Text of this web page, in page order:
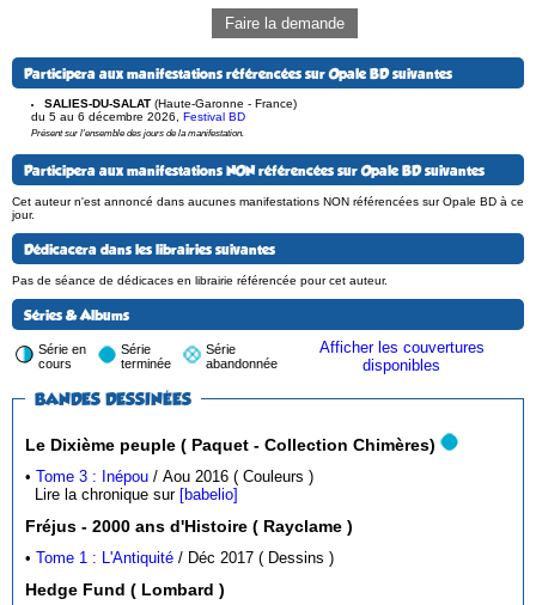
Faire la demande
Participera aux manifestations référencées sur Opale BD suivantes
SALIES-DU-SALAT (Haute-Garonne - France)
du 5 au 6 décembre 2026
Festival BD
Présent sur l'ensemble des jours de la manifestation.
Participera aux manifestations NON référencées sur Opale BD suivantes
Cet auteur n'est annoncé dans aucunes manifestations NON référencées sur Opale BD à ce
jour.
Dédicacera dans les librairies suivantes
Pas de séance de dédicaces en librairie référencée pour cet auteur.
Séries & Albums
Série en
cours
Série
terminée
Série
abandonnée
Afficher les couvertures
disponibles
BANDES DESSINÉES
Le Dixième peuple ( Paquet - Collection Chimères)
• Tome 3 : Inépou
/ Aou 2016 ( Couleurs )
Lire la chronique sur [babelio]
Fréjus - 2000 ans d'Histoire ( Rayclame )
•Tome 1 : L'Antiquité / Déc 2017 ( Dessins )
Hedge Fund ( Lombard )